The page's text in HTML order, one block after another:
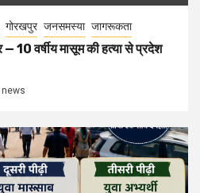
गोरखपुर जनसमस्या जागरूकता
— 10 वर्षीय मासूम की हत्या से प्रदेश
news